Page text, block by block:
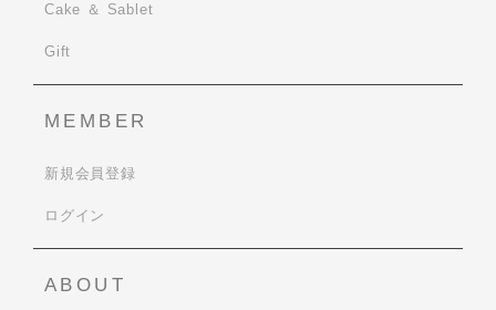
Cake ＆ Sablet
Gift
MEMBER
新規会員登録
ログイン
ABOUT